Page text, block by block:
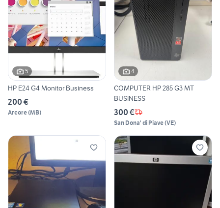
5
HP E24 G4 Monitor Business
200 €
Arcore(MB)
4
COMPUTER HP 285 G3 MT
BUSINESS
300 €
San Dona' di Piave(VE)